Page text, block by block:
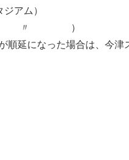
アム）
ブ（ 〃 ）
延になった場合は、今